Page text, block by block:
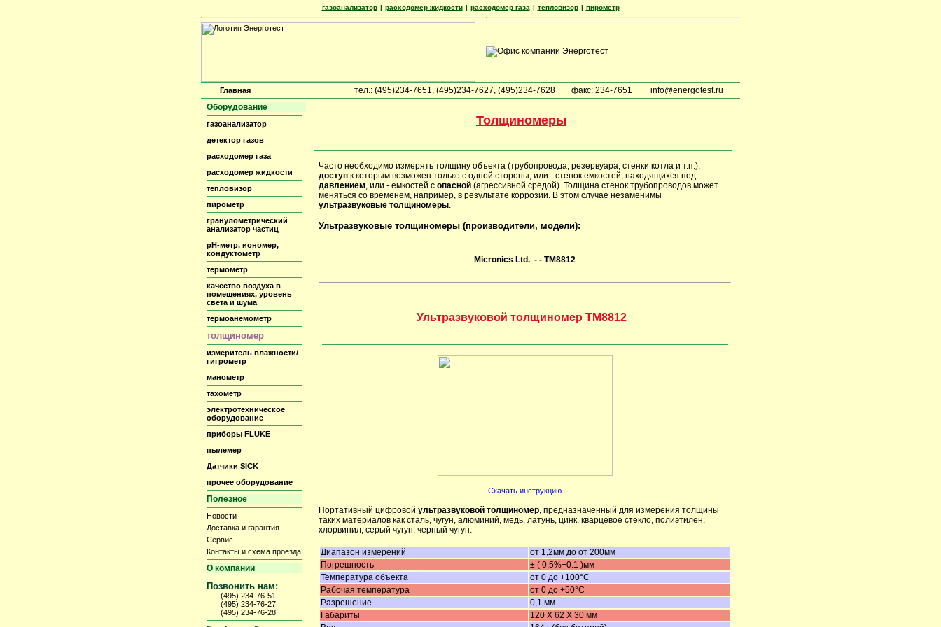
газоанализатор | расходомер жидкости | расходомер газа | тепловизор | пирометр
Главная тел.: (495)234-7651, (495)234-7627, (495)234-7628 факс: 234-7651
info@energotest.ru
Оборудование
газоанализатор
детектор газов
расходомер газа
расходомер жидкости
тепловизор
пирометр
гранулометрический
анализатор частиц
pH-метр, иономер,
кондуктометр
термометр
качество воздуха в
помещениях, уровень
света и шума
термоанемометр
толщиномер
измеритель влажности/
гигрометр
манометр
тахометр
электротехническое
оборудование
приборы FLUKE
пылемер
Датчики SICK
прочее оборудование
Полезное
Новости
Доставка и гарантия
Сервис
Контакты и схема проезда
О компании
Позвонить нам:
(495) 234-76-51
(495) 234-76-27
(495) 234-76-28
Толщиномеры
Часто необходимо измерять толщину объекта (трубопровода, резервуара, стенки котла и т.п.),
доступ к которым возможен только с одной стороны, или - стенок емкостей, находящихся под
давлением, или - емкостей с опасной (агрессивной средой). Толщина стенок трубопроводов может
меняться со временем, например, в результате коррозии. В этом случае незаменимы
ультразвуковые толщиномеры.
Ультразвуковые толщиномеры (производители, модели):
Micronics Ltd. - - TM8812
Ультразвуковой толщиномер TM8812
Скачать инструкцию
Портативный цифровой ультразвуковой толщиномер, предназначенный для измерения толщины
таких материалов как сталь, чугун, алюминий, медь, латунь, цинк, кварцевое стекло, полиэтилен,
хлорвинил, серый чугун, черный чугун.
Диапазон измерений
от 1,2мм до от 200мм
Погрешность
± ( 0,5%+0.1 )мм
Температура объекта
от 0 до +100°С
Рабочая температура
от 0 до +50°С
Разрешение
0,1 мм
Габариты
120 X 62 X 30 мм